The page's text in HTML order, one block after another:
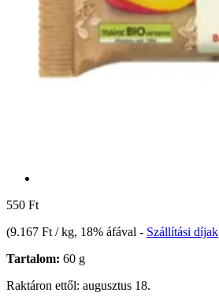
550 Ft
(9.167 Ft / kg, 18% áfával - Szállítási díjak
Tartalom: 60 g
Raktáron ettől: augusztus 18.